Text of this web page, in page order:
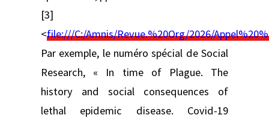
[3]
<file:///C:/Amnis/Revue.%20Org/2026/
Par exemple, le numéro spécial de Social
Research, « In time of Plague. The
history and social consequences of
lethal epidemic disease. Covid-19